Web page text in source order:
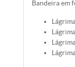
Bandeira em